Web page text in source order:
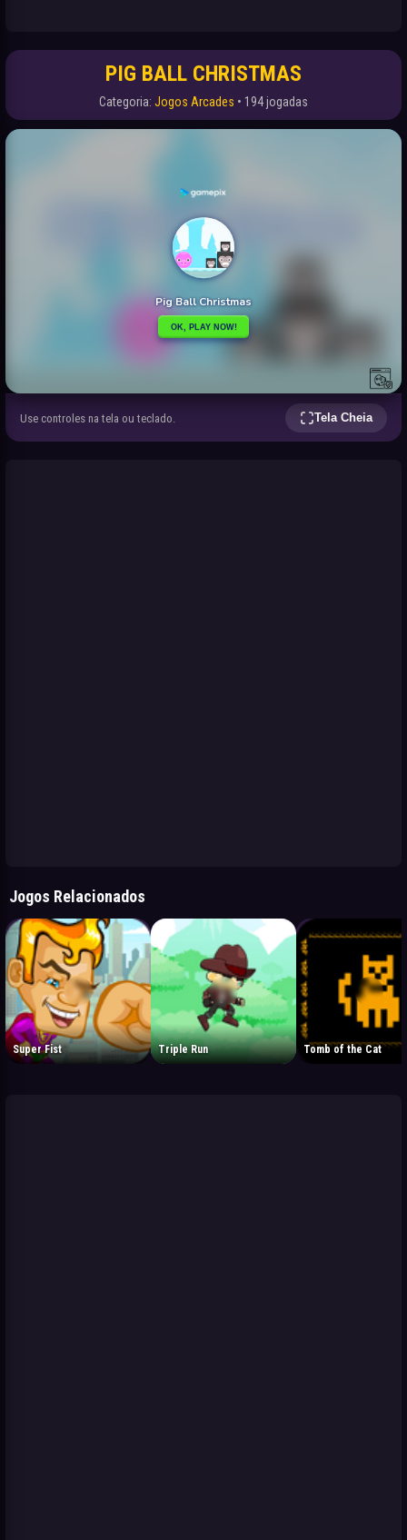
PIG BALL CHRISTMAS
Categoria: Jogos Arcades • 194 jogadas
Use controles na tela ou teclado. Tela Cheia
Jogos Relacionados
Super Fist Triple Run Tomb of the Cat